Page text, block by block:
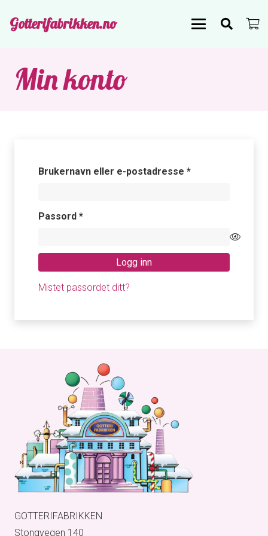
Gotterifabrikken.no
Min konto
Brukernavn eller e-postadresse *Påkrevd
Passord *Påkrevd
Logg inn
Mistet passordet ditt?
GOTTERIFABRIKKEN
Stongvegen 140